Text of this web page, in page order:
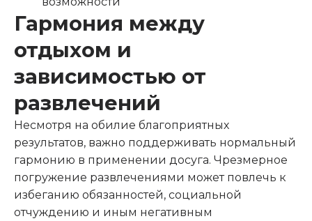
Гармония между
отдыхом и
зависимостью от
развлечений
Несмотря на обилие благоприятных
результатов, важно поддерживать нормальный
гармонию в применении досуга. Чрезмерное
погружение развлечениями может повлечь к
избеганию обязанностей, социальной
отчуждению и иным негативным